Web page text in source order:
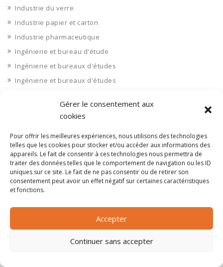
Gérer le consentement aux
cookies
Pour offrir les meilleures expériences, nous utilisons des technologies
telles que les cookies pour stocker et/ou accéder aux informations des
appareils. Le fait de consentir à ces technologies nous permettra de
traiter des données telles que le comportement de navigation ou les ID
uniques sur ce site. Le fait de ne pas consentir ou de retirer son
consentement peut avoir un effet négatif sur certaines caractéristiques
et fonctions.
Accepter
Continuer sans accepter
Industrie du verre
Industrie papier et carton
Industrie pharmaceutique
Ingénierie et bureau d'étude
Ingénierie et bureaux d'études
Ingénierie et bureaux d'études
Institution (CCI, syndicats)
Institutions (CCI, syndicats)
Interim
Internet